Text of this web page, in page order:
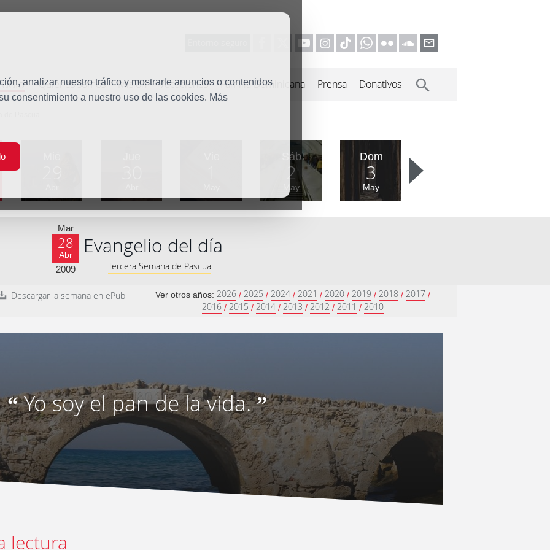
analizar nuestro tráfico y mostrarle anuncios o contenidos
consentimiento a nuestro uso de las cookies. Más
Quiénes somos Misión Vocaciones Familia Dominicana Prensa Donativos
Sáb
2
May
Dom
3
May
Mar
28
Abr
2009
Evangelio del día
Tercera Semana de Pascua
Descargar la semana en ePub Ver otros años: 2026 / 2025 / 2024 / 2021 / 2020 / 2019 / 2018 / 2017 /
2016 / 2015 / 2014 / 2013 / 2012 / 2011 / 2010
“Yo soy el pan de la vida.”
lectura